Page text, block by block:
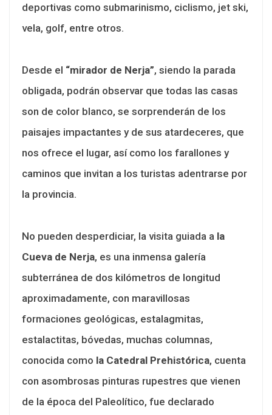
deportivas como submarinismo, ciclismo, jet ski,
vela, golf, entre otros.
Desde el “mirador de Nerja”, siendo la parada
obligada, podrán observar que todas las casas
son de color blanco, se sorprenderán de los
paisajes impactantes y de sus atardeceres, que
nos ofrece el lugar, así como los farallones y
caminos que invitan a los turistas adentrarse por
la provincia.
No pueden desperdiciar, la visita guiada a la
Cueva de Nerja, es una inmensa galería
subterránea de dos kilómetros de longitud
aproximadamente, con maravillosas
formaciones geológicas, estalagmitas,
estalactitas, bóvedas, muchas columnas,
conocida como la Catedral Prehistórica, cuenta
con asombrosas pinturas rupestres que vienen
de la época del Paleolítico, fue declarado